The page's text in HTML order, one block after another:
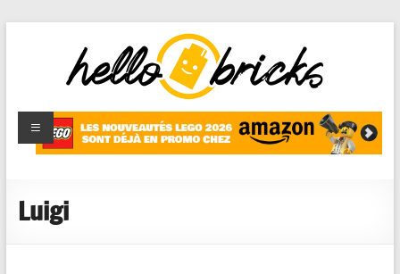
HelloBricks
Blog LEGO,
nouveaut�s
reviews
Luigi